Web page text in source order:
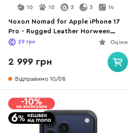
10 10 3 3 14
Чохол Nomad for Apple iPhone 17
Pro - Rugged Leather Horween
Rustic Brown (NM011819858)
Оціни
29 грн
2 999 грн
Відправимо 10/08